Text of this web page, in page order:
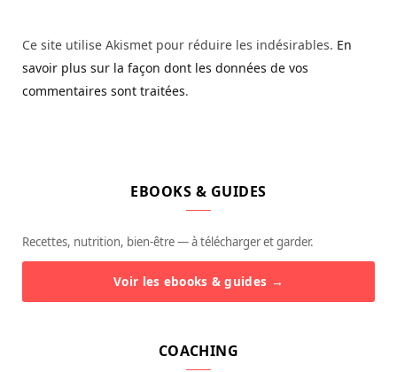
Ce site utilise Akismet pour réduire les indésirables. En
savoir plus sur la façon dont les données de vos
commentaires sont traitées.
EBOOKS & GUIDES
Recettes, nutrition, bien-être — à télécharger et garder.
Voir les ebooks & guides →
COACHING